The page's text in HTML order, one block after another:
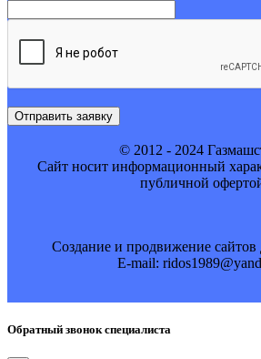
Отправить заявку
© 2012 - 2024
Cайт носит информационный
публичной
Создание и продвижение
E-mail:
Обратный звонок специалиста